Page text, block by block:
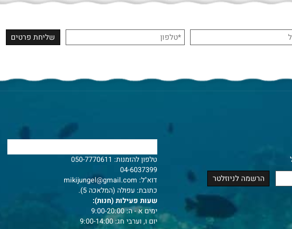
צרו איתנו קשר
טלפון להזמנות:050-7770611
04-6037399
דוא"ל: mikijungel@gmail.com